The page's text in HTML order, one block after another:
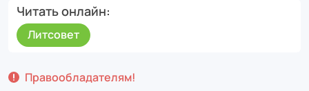
Читать онлайн
Литсовет
Правообладателям!